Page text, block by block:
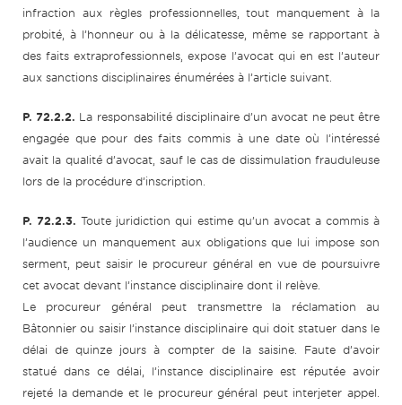
infraction aux règles professionnelles, tout manquement à la
probité, à l’honneur ou à la délicatesse, même se rapportant à
des faits extraprofessionnels, expose l’avocat qui en est l’auteur
aux sanctions disciplinaires énumérées à l’article suivant.
P. 72.2.2. La responsabilité disciplinaire d’un avocat ne peut être
engagée que pour des faits commis à une date où l’intéressé
avait la qualité d’avocat, sauf le cas de dissimulation frauduleuse
lors de la procédure d’inscription.
P. 72.2.3. Toute juridiction qui estime qu’un avocat a commis à
l’audience un manquement aux obligations que lui impose son
serment, peut saisir le procureur général en vue de poursuivre
cet avocat devant l’instance disciplinaire dont il relève.
Le procureur général peut transmettre la réclamation au
Bâtonnier ou saisir l’instance disciplinaire qui doit statuer dans le
délai de quinze jours à compter de la saisine. Faute d’avoir
statué dans ce délai, l’instance disciplinaire est réputée avoir
rejeté la demande et le procureur général peut interjeter appel.